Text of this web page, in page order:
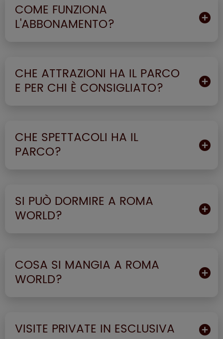
COME FUNZIONA
L'ABBONAMENTO?
CHE ATTRAZIONI HA IL PARCO
E PER CHI È CONSIGLIATO?
CHE SPETTACOLI HA IL
PARCO?
SI PUÒ DORMIRE A ROMA
WORLD?
COSA SI MANGIA A ROMA
WORLD?
VISITE PRIVATE IN ESCLUSIVA